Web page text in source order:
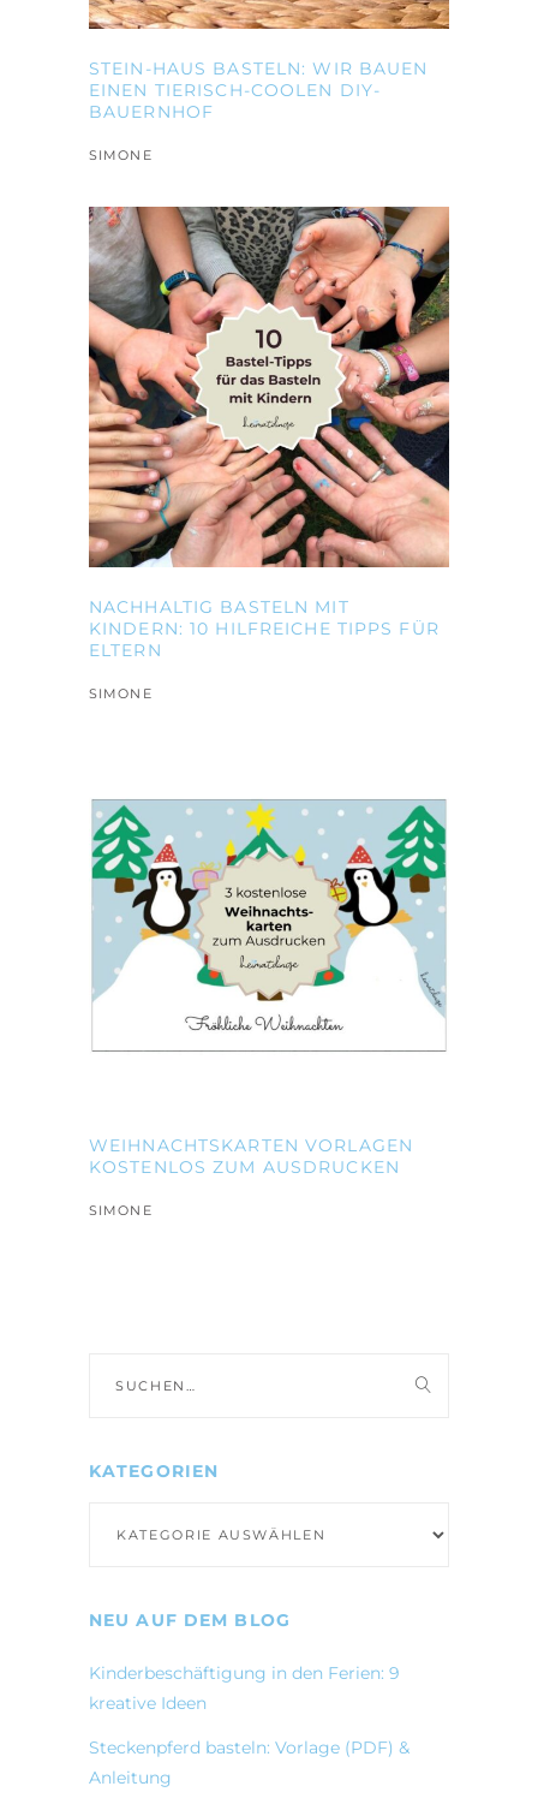
STEIN-HAUS BASTELN: WIR BAUEN
EINEN TIERISCH-COOLEN DIY-
BAUERNHOF
SIMONE
NACHHALTIG BASTELN MIT
KINDERN: 10 HILFREICHE TIPPS FÜR
ELTERN
SIMONE
WEIHNACHTSKARTEN VORLAGEN
KOSTENLOS ZUM AUSDRUCKEN
SIMONE
nach:
KATEGORIEN
NEU AUF DEM BLOG
Kinderbeschäftigung in den Ferien: 9
kreative Ideen
Steckenpferd basteln: Vorlage (PDF) &
Anleitung